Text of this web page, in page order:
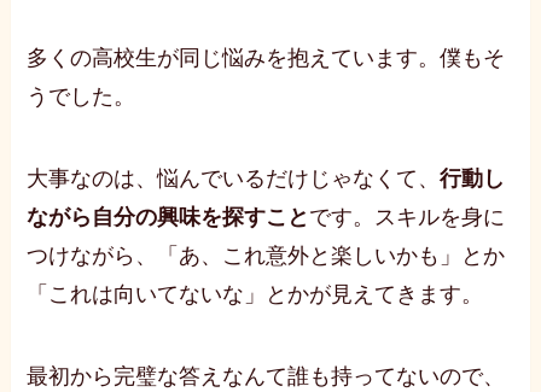
多くの高校生が同じ悩みを抱えています。僕もそ
うでした。
大事なのは、悩んでいるだけじゃなくて、行動し
ながら自分の興味を探すこと です。スキルを身に
つけながら、「あ、これ意外と楽しいかも」とか
「これは向いてないな」とかが見えてきます。
最初から完璧な答えなんて誰も持ってないので、